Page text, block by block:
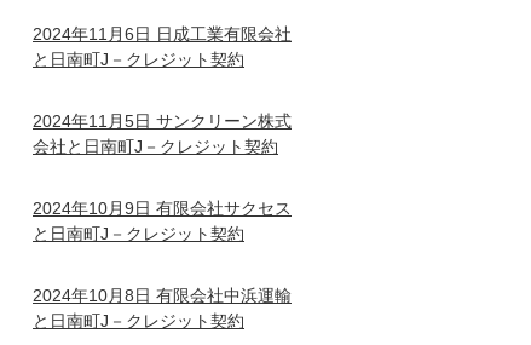
2024年11月6日 日成工業有限会社
と日南町J－クレジット契約
2024年11月5日 サンクリーン株式
会社と日南町J－クレジット契約
2024年10月9日 有限会社サクセス
と日南町J－クレジット契約
2024年10月8日 有限会社中浜運輸
と日南町J－クレジット契約